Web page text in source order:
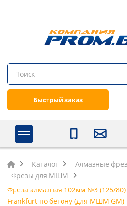
Быстрый заказ
Каталог
Алмазные
Фрезы для МШМ
Фреза алмазная 102мм №3 (125/
Frankfurt по бетону (для МШМ GM)